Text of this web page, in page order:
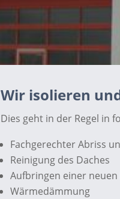
Wir isolieren
Dies geht in der Regel in
Fachgerechter Abriss
Reinigung des Daches
Aufbringen einer
Wärmedämmung